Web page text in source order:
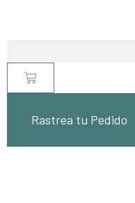
Rastrea tu Pedido